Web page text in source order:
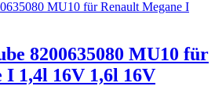
8200635080 MU10 für
I 1,4l 16V 1,6l 16V